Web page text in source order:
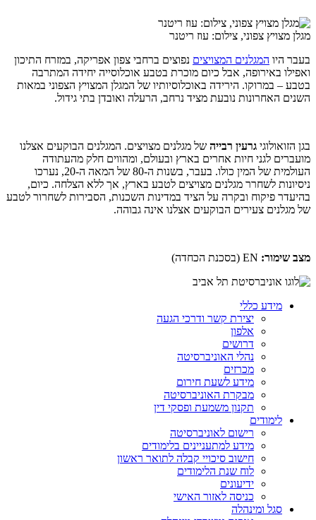
מגלן מצויץ צפוני, צילום: עוז ריטנר
בעבר היו המגלנים המצויצים נפוצים ברחבי צפון אפריקה, במזרח התיכון
ואפילו באירופה, אבל כיום מוכרת בטבע אוכלוסייה יחידה המתרבה
בטבע – במרוקו. הירידה באוכלוסיותיו של המגלן המצויץ הצפוני במאות
השנים האחרונות נובעת מציד נרחב, הרעלה ואובדן בתי גידול.
בגן הזואולוגי גרעין רבייה של מגלנים מצויצים. המגלנים הבוקעים אצלנו
מועברים לגני חיות אחרים בארץ ובעולם, ומהווים חלק מהעתודה
העולמית של המין כולו. בעבר, בשנות ה-80 של המאה ה-20, נערכו
ניסיונות לשחרר מגלנים מצויצים לטבע בארץ, אך ללא הצלחה. כיום,
בהיעדר פיקוח ובקרה על הציד במדינות השכנות, הסבירות לשחרור לטבע
של מגלנים צעירים הבוקעים אצלנו אינה גבוהה.
מצב שימור: EN (בסכנת הכחדה)
מידע כללי
יצירת קשר ודרכי הגעה
אלפון
דרושים
נהלי האוניברסיטה
מכרזים
מידע לשעת חירום
מבקרת האוניברסיטה
תקנון משמעת ופסקי דין
לימודים
רישום לאוניברסיטה
מידע למתעניינים בלימודים
חישוב סיכויי קבלה לתואר ראשון
לוח שנת הלימודים
ידיעונים
כניסה לאזור האישי
סגל ומינהלה